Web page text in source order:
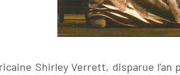
Shirley Verrett, disparue